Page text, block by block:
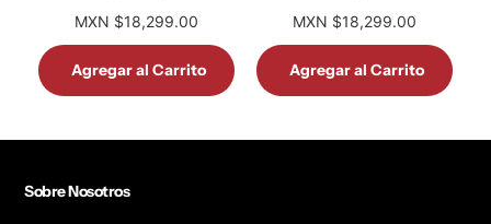
MXN $18,299.00
Agregar al Carrito
MXN $18,299.00
Agregar al Carrito
Sobre Nosotros